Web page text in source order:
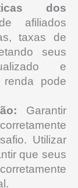
dos
afiliados
taxas de
seus
e
pode
Garantir
Utilizar
que seus